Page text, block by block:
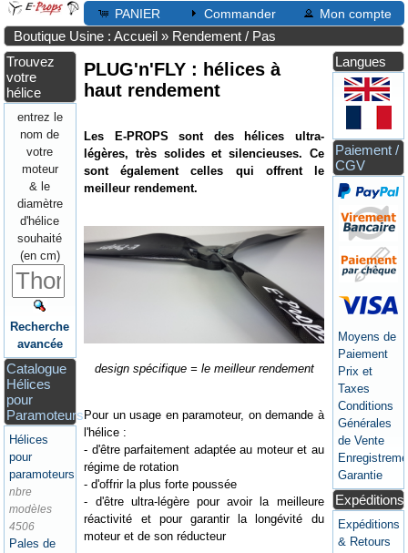
PANIER Commander Mon compte
Boutique Usine : Accueil » Rendement / Pas
Trouvez
votre
hélice
entrez le
nom de
votre
moteur
& le
diamètre
d'hélice
souhaité
(en cm)
Recherche
avancée
Catalogue
Hélices
pour
Paramoteurs
Hélices
pour
paramoteurs
nbre
modèles
4506
Pales de
PLUG'n'FLY : hélices à
haut rendement
Les E-PROPS sont des hélices ultra-
légères, très solides et silencieuses. Ce
sont également celles qui offrent le
meilleur rendement.
design spécifique = le meilleur rendement
Pour un usage en paramoteur, on demande à
l'hélice :
- d'être parfaitement adaptée au moteur et au
régime de rotation
- d'offrir la plus forte poussée
- d'être ultra-légère pour avoir la meilleure
réactivité et pour garantir la longévité du
moteur et de son réducteur
Langues
Paiement /
CGV
Moyens de
Paiement
Prix et
Taxes
Conditions
Générales
de Vente
Garantie
Expéditions
Expéditions
& Retours